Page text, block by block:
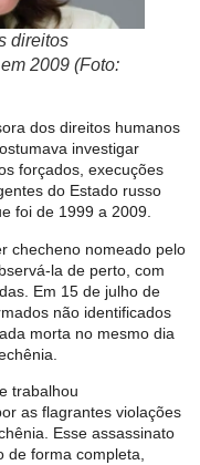
direitos
2009 (Foto:
dos direitos humanos
investigar
forçados, execuções
do Estado russo
foi de 1999 a 2009.
checheno nomeado pelo
la de perto, com
Em 15 de julho de
não identificados
morta no mesmo dia
trabalhou
as flagrantes violações
Esse assassinato
forma completa,